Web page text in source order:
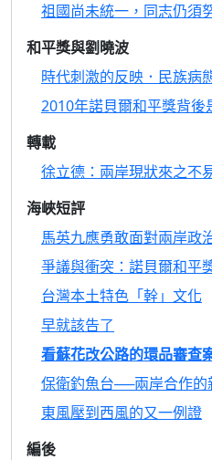
祖國尚未統一，同志仍須
和平獎與劉曉波
時代刺激的反映．民族病
2010年諾貝爾和平獎背後
轉載
徐立德：兩岸現狀來之不
海峽短評
馬英九應勇敢面對兩岸政
爭議與衝突：諾貝爾和平
台灣本土特色「幹」文化
早就該告了
看蘇花改公路的環品審查
保衛釣魚台──兩岸合作的
東風壓到西風的又一例證
編後